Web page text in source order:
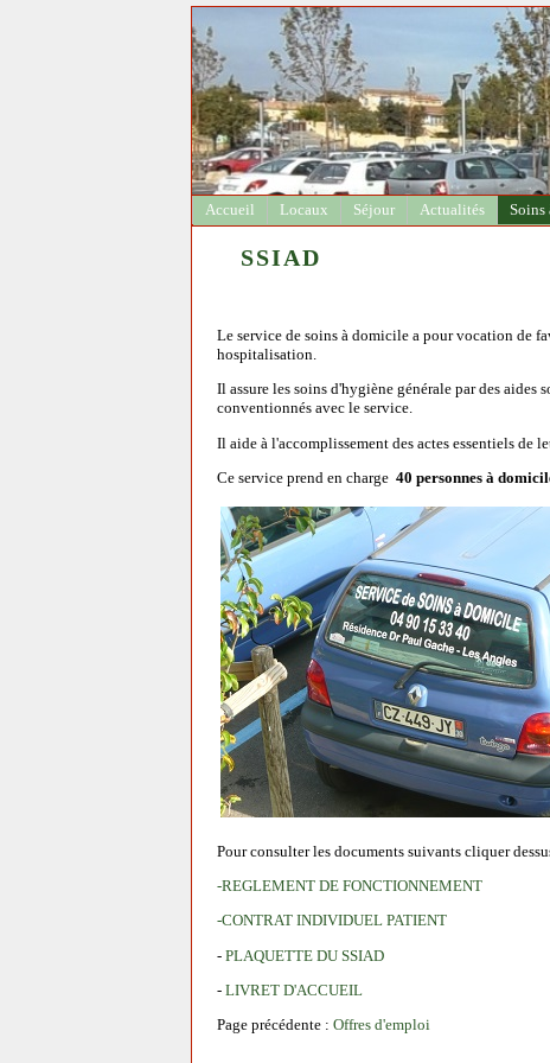
Accueil Locaux Séjour Actualités Soins
SSIAD
Le service de soins à domicile a pour vocation de
hospitalisation.
Il assure les soins d'hygiène générale par des
conventionnés avec le service.
Il aide à l'accomplissement des actes essentiels de
Ce service prend en charge 40 personnes à
Pour consulter les documents suivants cliquer
-REGLEMENT DE FONCTIONNEMENT
-CONTRAT INDIVIDUEL PATIENT
-PLAQUETTE DU SSIAD
-LIVRET D'ACCUEIL
Page précédente : Offres d'emploi